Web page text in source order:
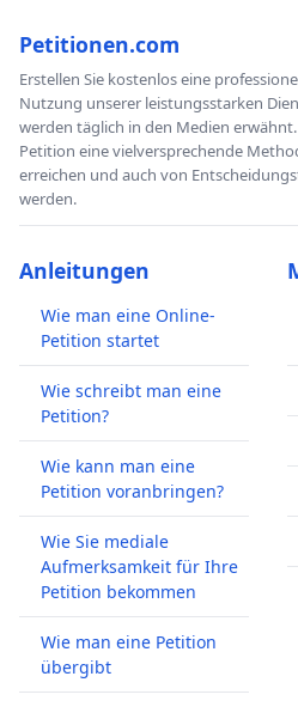
Petitionen.com
Erstellen Sie kostenlos eine
Nutzung unserer leistungsstarken
werden täglich in den Medien
Petition eine vielversprechende
erreichen und auch von
werden.
Anleitungen
Wie man eine Online-
Petition startet
Wie schreibt man eine
Petition?
Wie kann man eine
Petition voranbringen?
Wie Sie mediale
Aufmerksamkeit für Ihre
Petition bekommen
Wie man eine Petition
übergibt